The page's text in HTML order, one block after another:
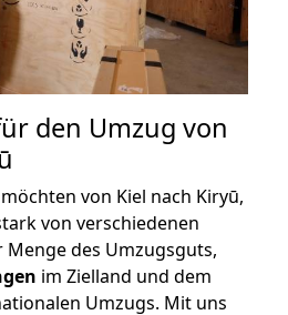
den Umzug von
von Kiel nach Kiryū,
von verschiedenen
Menge des Umzugsguts,
im Zielland und dem
Umzugs. Mit uns